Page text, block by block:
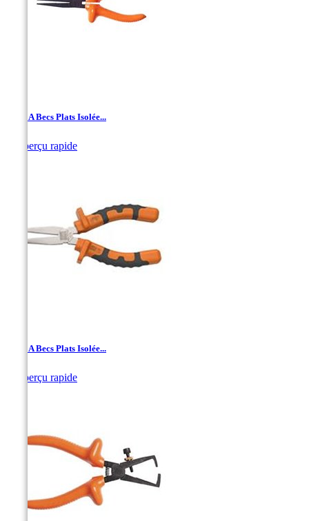
Pince A Becs Plats Isolée...
Aperçu rapide
Pince A Becs Plats Isolée...
Aperçu rapide